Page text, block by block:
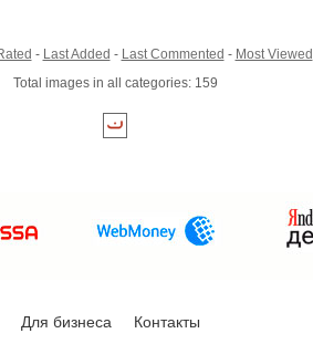
- Last Added - Last Commented - Most Viewed
Total images in all categories: 159
Для бизнеса Контакты